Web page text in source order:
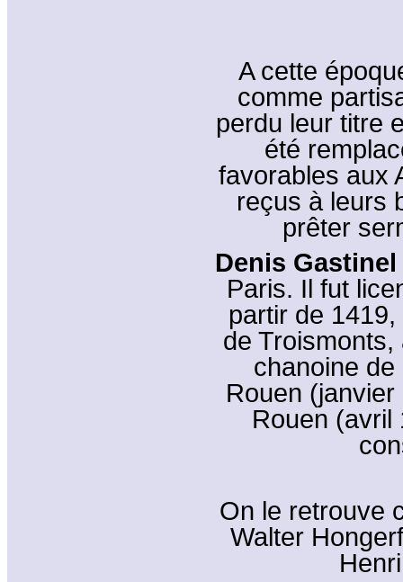
A cette
comme
perdu leur titre
été
favorables aux
reçus à leurs
prêter
Denis Gastinel
Paris. Il fut
partir de
de
chanoine
Rouen (janvier
Rouen (avril
On le retrouve
Walter